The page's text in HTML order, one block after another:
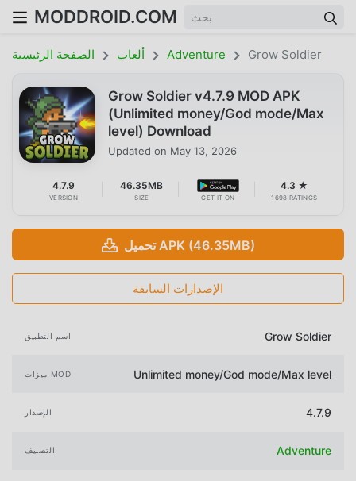
MODDROID.COM
الصفحة الرئيسية ألعاب Adventure Grow Soldier
Grow Soldier v4.7.9 MOD APK
(Unlimited money/God mode/Max
level) Download
Updated on May 13, 2026
4.7.9
VERSION
46.35MB
SIZE GET IT ON
4.3 ★
1698 RATINGS
تحميل APK (46.35MB)
الإصدارات السابقة
اسم التطبيق Grow Soldier
ميزات MOD Unlimited money/God mode/Max level
الإصدار 4.7.9
التصنيف Adventure